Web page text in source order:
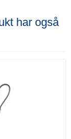
har også